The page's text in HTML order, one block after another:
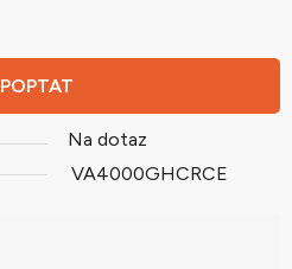
POPTAT
Na dotaz
VA4000GHCRCE